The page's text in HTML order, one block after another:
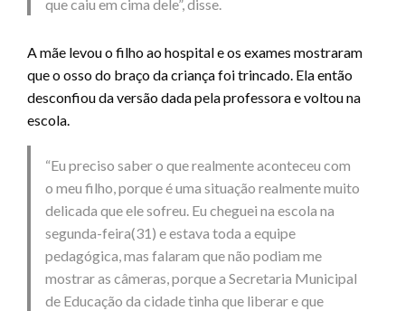
que caiu em cima dele”, disse.
A mãe levou o filho ao hospital e os exames mostraram
que o osso do braço da criança foi trincado. Ela então
desconfiou da versão dada pela professora e voltou na
escola.
“Eu preciso saber o que realmente aconteceu com
o meu filho, porque é uma situação realmente muito
delicada que ele sofreu. Eu cheguei na escola na
segunda-feira(31) e estava toda a equipe
pedagógica, mas falaram que não podiam me
mostrar as câmeras, porque a Secretaria Municipal
de Educação da cidade tinha que liberar e que